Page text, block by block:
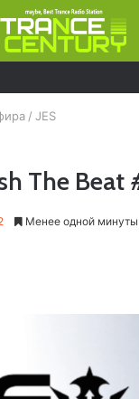
/ JES
The Beat
Менее одной минуты